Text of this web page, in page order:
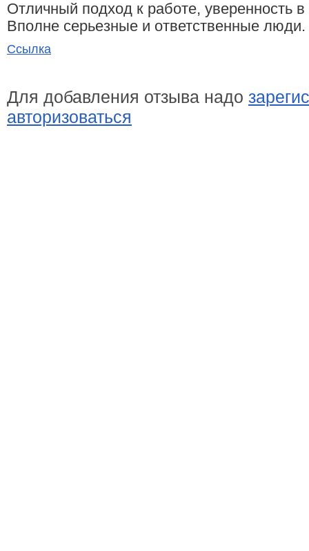
Отличный подход к работе, уверенность
Вполне серьезные и ответственные люди.
Ссылка
Для добавления отзыва надо
авторизоваться